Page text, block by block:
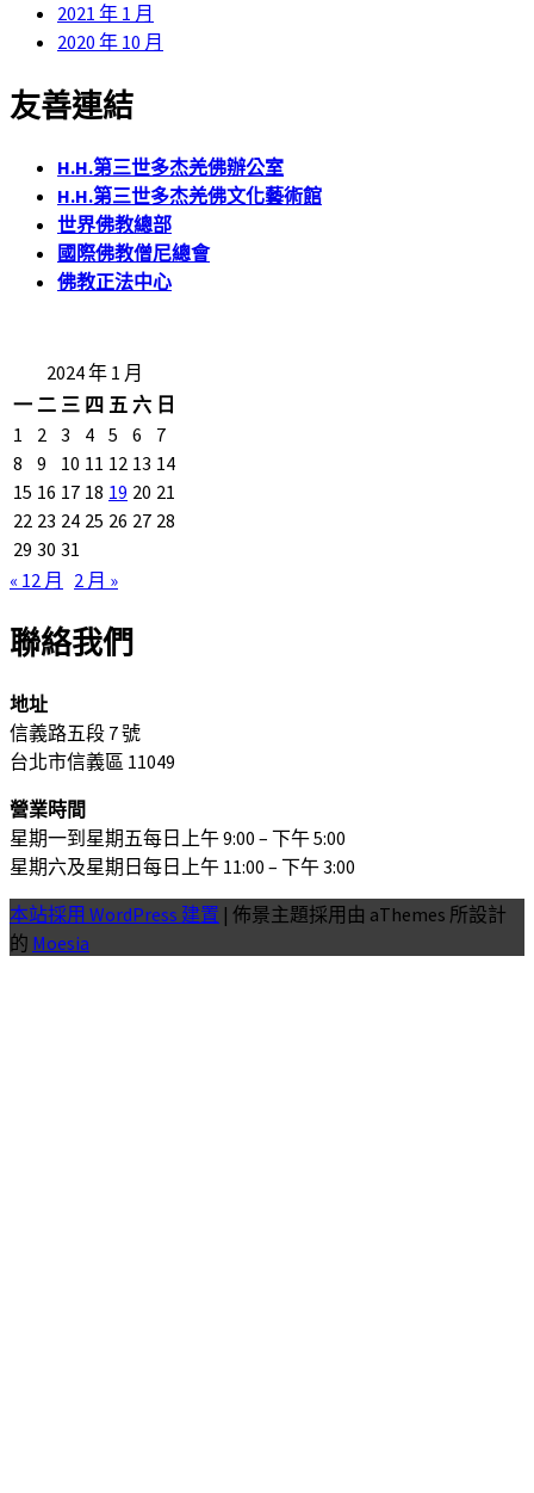
2021 年 1 月
2020 年 10 月
友善連結
H.H.第三世多杰羌佛辦公室
H.H.第三世多杰羌佛文化藝術館
世界佛教總部
國際佛教僧尼總會
佛教正法中心
2024 年 1 月
一 二 三 四 五 六 日
1
2 3 4 5 6
7
8
9 10 11 12 13 14
15 16 17 18 19 20 21
22 23 24 25 26 27 28
29 30 31
« 12 月 2 月 »
聯絡我們
地址
信義路五段 7 號
台北市信義區 11049
營業時間
星期一到星期五每日上午 9:00 – 下午 5:00
星期六及星期日每日上午 11:00 – 下午 3:00
本站採用 WordPress 建置 | 佈景主題採用由 aThemes 所設計
的 Moesia